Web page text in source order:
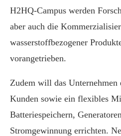
H2HQ-Campus werden
aber auch die
wasserstoffbezogener
vorangetrieben.
Zudem will das
Kunden sowie ein flexibles
Batteriespeichern,
Stromgewinnung errichten.